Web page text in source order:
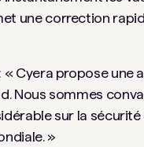
une correction
« Cyera propose
Nous sommes
sur la
»